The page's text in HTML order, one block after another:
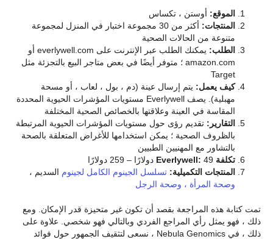
الموقع: أوستن ، تكساس
المنتجات:
أكثر من 30 مجموعة اختبار في المنزل لمجموعة
متنوعة من الحالات الصحية
الطلب:
يمكنك الطلب عبر الإنترنت على everlywell.com أو
amazon.com ؛ متوفر أيضًا في بعض متاجر البيع بالتجزئة مثل
Target
كيف يعمل: يتم إرسال عينة (دم ، بول ، لعاب ، أو مسحة
مهبلية). يصف Everlywell مستويات المؤشرات الحيوية المحددة
المقاسة في العينة وعلاقتها بالخصائص الصحية المختلفة
التقارير: تقديم رؤى حول مستويات المؤشرات الحيوية المرتبطة
بالظروف الصحية ؛ يمكن استخدامها للأغراض المتعلقة بالصحة
بالتشاور مع المهنيين الطبيين
تكلفة Everlywell: 49 دولارًا – 259 دولارًا
المنتجات التكميلية: تسلسل الجينوم الكامل لجينوم السديم ،
وصحة المرأة ، وصحة الرجل
تمت كتابة هذه المراجعة بقصد أن تكون غير متحيزة قدر الإمكان. ومع
ذلك ، فهو يمثل رأي المراجع الفردي وبالتالي فهو شخصي. علاوة على
ذلك ، في Nebula Genomics ، نسعى لتثقيف الجمهور حول فوائد